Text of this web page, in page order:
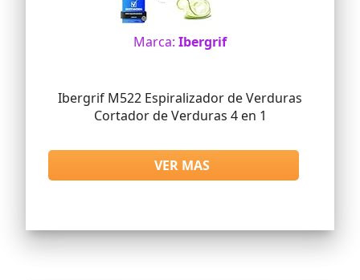
Marca: Ibergrif
Ibergrif M522 Espiralizador de Verduras
Cortador de Verduras 4 en 1
VER MAS